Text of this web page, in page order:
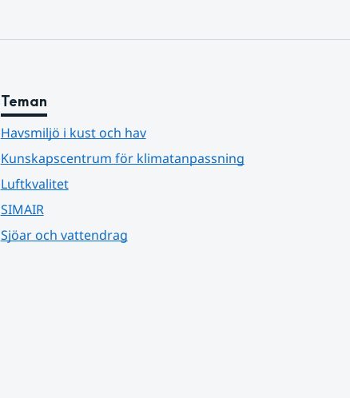
Teman
Havsmiljö i kust och hav
Kunskapscentrum för klimatanpassning
Luftkvalitet
SIMAIR
Sjöar och vattendrag